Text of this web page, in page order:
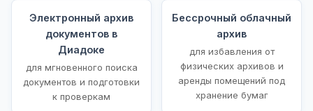
Электронный архив
документов в
Диадоке
для мгновенного поиска
документов и подготовки
к проверкам
Бессрочный облачный
архив
для избавления от
физических архивов и
аренды помещений под
хранение бумаг